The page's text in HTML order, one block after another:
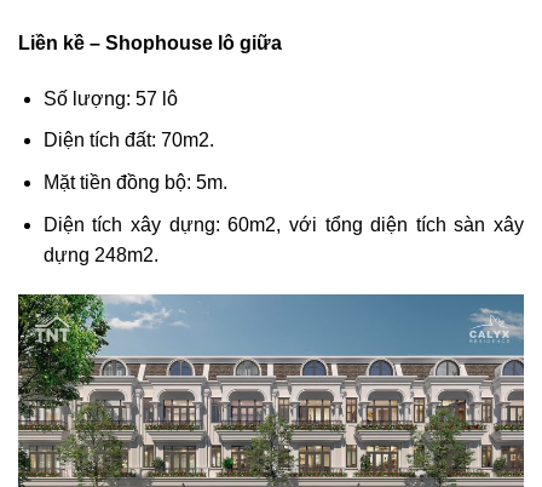
Liền kề – Shophouse lô giữa
Số lượng: 57 lô
Diện tích đất: 70m2.
Mặt tiền đồng bộ: 5m.
Diện tích xây dựng: 60m2, với tổng diện tích sàn xây
dựng 248m2.